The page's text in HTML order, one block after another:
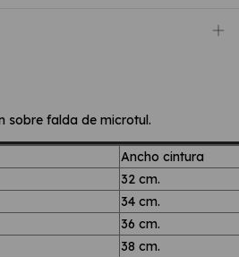
sobre falda de microtul.
Ancho cintura
32 cm.
34 cm.
36 cm.
38 cm.